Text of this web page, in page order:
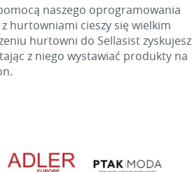
naszego oprogramowania
hurtowniami cieszy się wielkim
hurtowni do Sellasist zyskujesz
z niego wystawiać produkty na